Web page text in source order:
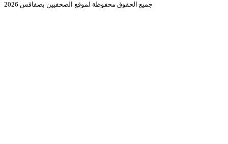
جميع الحقوق محفوظة لموقع الصحفيين بصفاقس 2026